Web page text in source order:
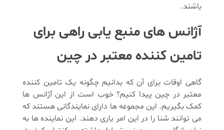
باشند.
آژانس های منبع یابی راهی برای
تامین کننده معتبر در چین
گاهی اوقات برای آن که بدانیم چگونه یک تامین کننده
معتبر در چین پیدا کنیم؟ خوب است از این آژانس ها
کمک بگیریم. این مجموعه ها دارای نمایندگانی هستند که
می توانند شنا را در این امر یاری دهند. این نماینده ها به